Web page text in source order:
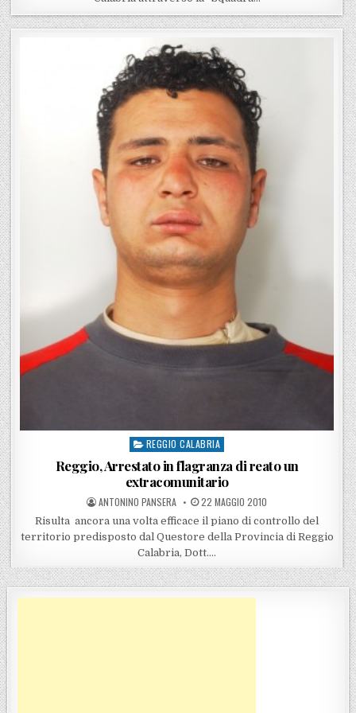
Posted in
REGGIO CALABRIA
Reggio, Arrestato in flagranza di reato un
extracomunitario
POSTED BY
ANTONINO PANSERA POSTED ON
22 MAGGIO 2010
Risulta ancora una volta efficace il piano di controllo del
territorio predisposto dal Questore della Provincia di Reggio
Calabria, Dott….